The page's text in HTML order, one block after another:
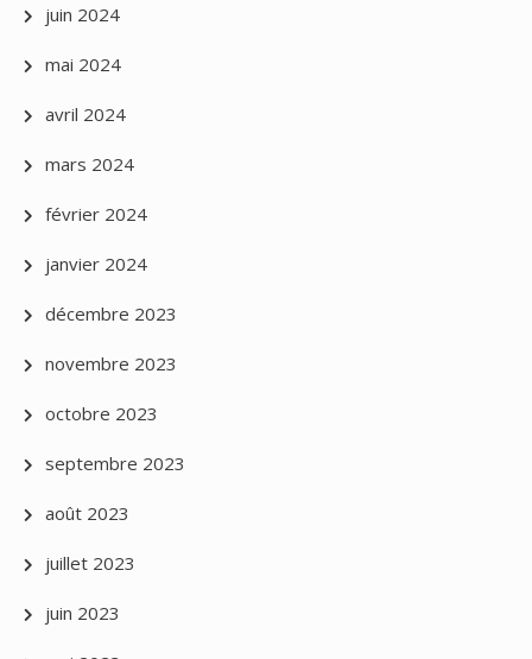
juin 2024
mai 2024
avril 2024
mars 2024
février 2024
janvier 2024
décembre 2023
novembre 2023
octobre 2023
septembre 2023
août 2023
juillet 2023
juin 2023